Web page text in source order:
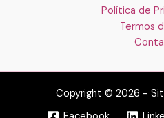
Política de
Termos
Copyright © 2026 -